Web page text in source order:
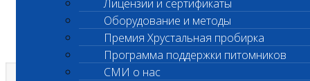
Лицензии и сертификаты
Оборудование и методы
Премия Хрустальная пробирка
Программа поддержки питомников
СМИ о нас